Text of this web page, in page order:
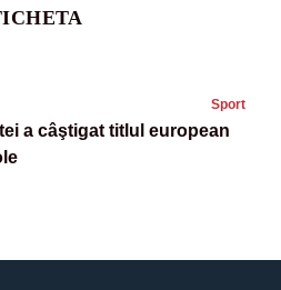
Sport
a câştigat titlul european